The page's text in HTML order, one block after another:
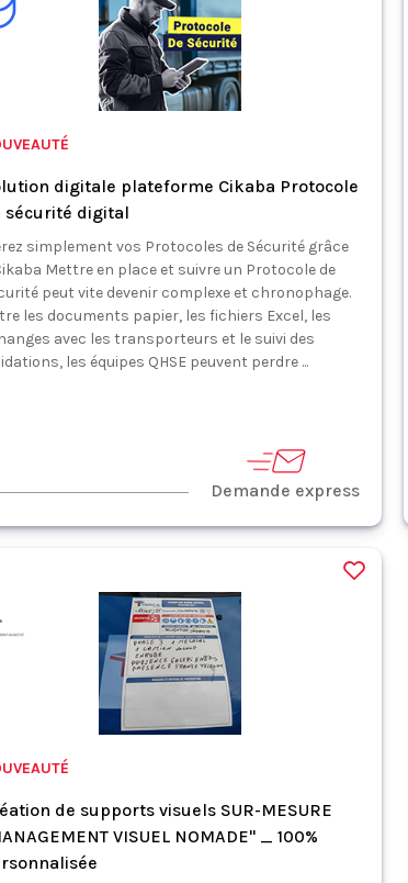
digitale plateforme Cikaba Protocole
sécurité digital
simplement vos Protocoles de Sécurité grâce
Mettre en place et suivre un Protocole de
peut vite devenir complexe et chronophage.
les documents papier, les fichiers Excel, les
avec les transporteurs et le suivi des
les équipes QHSE peuvent perdre ...
Demande express
de supports visuels SUR-MESURE
VISUEL NOMADE" _ 100%